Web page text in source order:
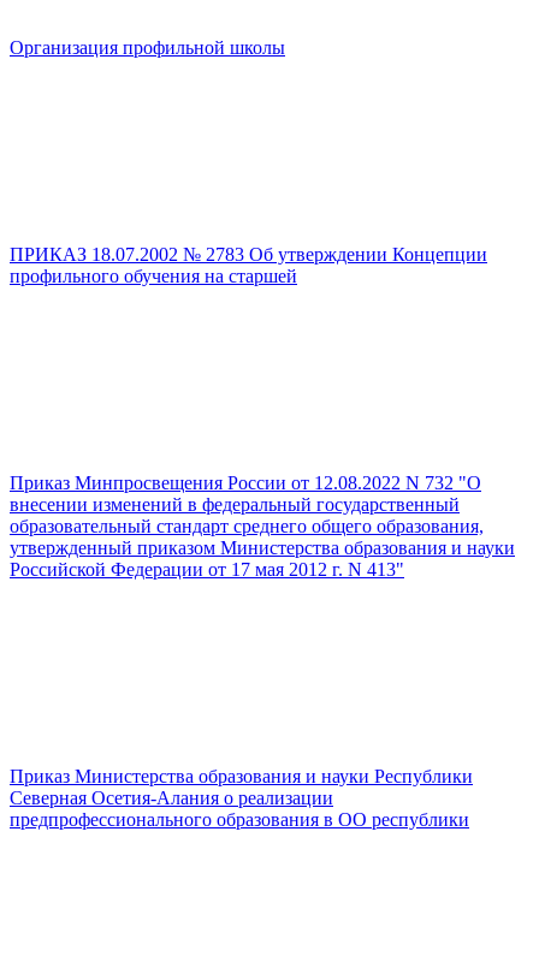
Организация профильной школы
ПРИКАЗ 18.07.2002 № 2783 Об утверждении Концепции
профильного обучения на старшей
Приказ Минпросвещения России от 12.08.2022 N 732 "О
внесении изменений в федеральный государственный
образовательный стандарт среднего общего образования,
утвержденный приказом Министерства образования и науки
Российской Федерации от 17 мая 2012 г. N 413"
Приказ Министерства образования и науки Республики
Северная Осетия-Алания о реализации
предпрофессионального образования в ОО республики